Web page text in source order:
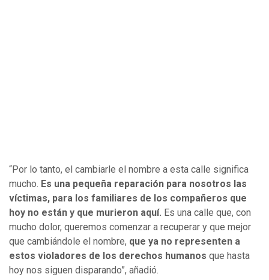
“Por lo tanto, el cambiarle el nombre a esta calle significa
mucho. Es una pequeña reparación para nosotros las
víctimas, para los familiares de los compañeros que
hoy no están y que murieron aquí. Es una calle que, con
mucho dolor, queremos comenzar a recuperar y que mejor
que cambiándole el nombre, que ya no representen a
estos violadores de los derechos humanos que hasta
hoy nos siguen disparando”, añadió.